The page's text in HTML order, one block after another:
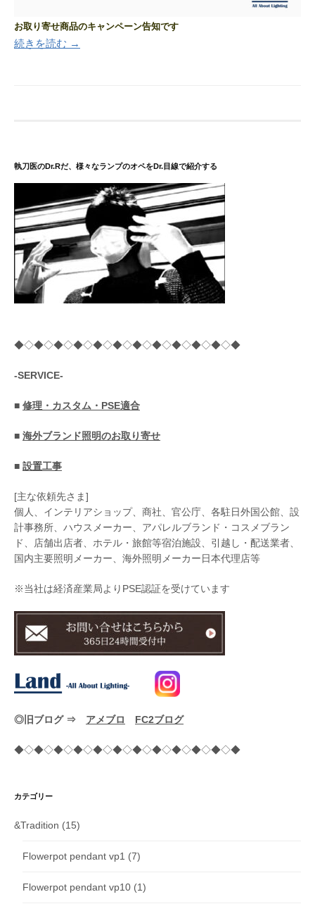
お取り寄せ商品のキャンペーン告知です
続きを読む →
執刀医のDr.Rだ、様々なランプのオペをDr.目線で紹介する
◆◇◆◇◆◇◆◇◆◇◆◇◆◇◆◇◆◇◆◇◆◇◆
-SERVICE-
■ 修理・カスタム・PSE適合
■ 海外ブランド照明のお取り寄せ
■ 設置工事
[主な依頼先さま]
個人、インテリアショップ、商社、官公庁、各駐日外国公館、設
計事務所、ハウスメーカー、アパレルブランド・コスメブラン
ド、店舗出店者、ホテル・旅館等宿泊施設、引越し・配送業者、
国内主要照明メーカー、海外照明メーカー日本代理店等
※当社は経済産業局よりPSE認証を受けています
◎旧ブログ ⇒ アメブロ FC2ブログ
◆◇◆◇◆◇◆◇◆◇◆◇◆◇◆◇◆◇◆◇◆◇◆
カテゴリー
&Tradition (15)
Flowerpot pendant vp1 (7)
Flowerpot pendant vp10 (1)